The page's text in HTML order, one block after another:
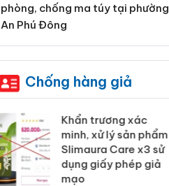
phòng, chống ma túy tại phường
An Phú Đông
Chống hàng giả
Khẩn trương xác
minh, xử lý sản phẩm
Slimaura Care x3 sử
dụng giấy phép giả
mạo